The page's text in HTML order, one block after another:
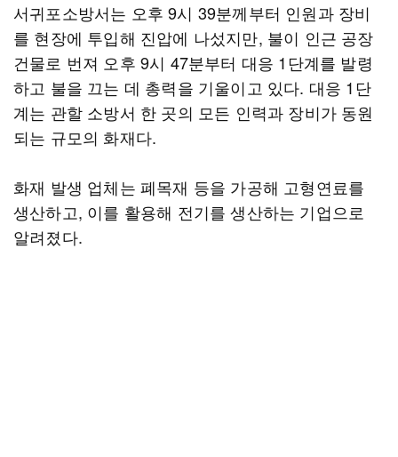
서귀포소방서는 오후 9시 39분께부터 인원과 장비
를 현장에 투입해 진압에 나섰지만, 불이 인근 공장
건물로 번져 오후 9시 47분부터 대응 1단계를 발령
하고 불을 끄는 데 총력을 기울이고 있다. 대응 1단
계는 관할 소방서 한 곳의 모든 인력과 장비가 동원
되는 규모의 화재다.
화재 발생 업체는 폐목재 등을 가공해 고형연료를
생산하고, 이를 활용해 전기를 생산하는 기업으로
알려졌다.